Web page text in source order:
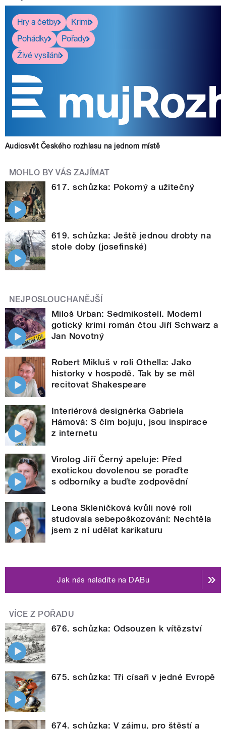
Hry a četby
Krimi
Pohádky
Pořady
Živé vysílání
Audiosvět Českého rozhlasu na jednom místě
MOHLO BY VÁS ZAJÍMAT
617. schůzka: Pokorný a užitečný
619. schůzka: Ještě jednou drobty na
stole doby (josefinské)
NEJPOSLOUCHANĚJŠÍ
Miloš Urban: Sedmikostelí. Moderní
gotický krimi román čtou Jiří Schwarz a
Jan Novotný
Robert Mikluš v roli Othella: Jako
historky v hospodě. Tak by se měl
recitovat Shakespeare
Interiérová designérka Gabriela
Hámová: S čím bojuju, jsou inspirace
z internetu
Virolog Jiří Černý apeluje: Před
exotickou dovolenou se poraďte
s odborníky a buďte zodpovědní
Leona Skleničková kvůli nové roli
studovala sebepoškozování: Nechtěla
jsem z ní udělat karikaturu
Jak nás naladíte na DABu
VÍCE Z POŘADU
676. schůzka: Odsouzen k vítězství
675. schůzka: Tři císaři v jedné Evropě
674. schůzka: V zájmu, pro štěstí a